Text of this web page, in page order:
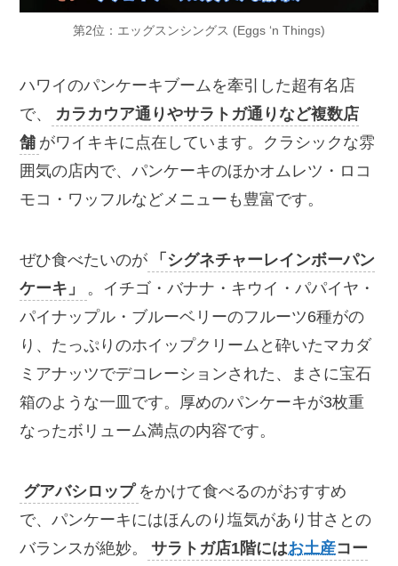
第2位：エッグスンシングス (Eggs ‘n Things)
ハワイのパンケーキブームを牽引した超有名店
で、
カラカウア通りやサラトガ通りなど複数店
舗 がワイキキに点在しています。クラシックな雰
囲気の店内で、パンケーキのほかオムレツ・ロコ
モコ・ワッフルなどメニューも豊富です。
ぜひ食べたいのが
「シグネチャーレインボーパン
ケーキ」
。イチゴ・バナナ・キウイ・パパイヤ・
パイナップル・ブルーベリーのフルーツ6種がの
り、たっぷりのホイップクリームと砕いたマカダ
ミアナッツでデコレーションされた、まさに宝石
箱のような一皿です。厚めのパンケーキが3枚重
なったボリューム満点の内容です。
グアバシロップ をかけて食べるのがおすすめ
で、パンケーキにはほんのり塩気があり甘さとの
バランスが絶妙。
サラトガ店1階にはお土産コー